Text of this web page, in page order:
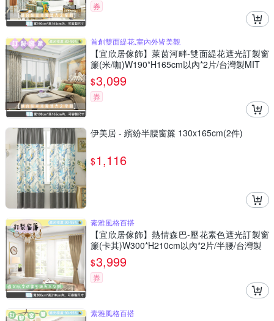
券
首創雙面緹花,室內外皆美觀
【宜欣居傢飾】萊茵河畔-雙面緹花遮光訂製窗
簾(米/咖)W190*H165cm以內*2片/台灣製MIT
$3,099
券
伊美居 - 繽紛半腰窗簾 130x165cm(2件)
$1,116
素雅風格百搭
【宜欣居傢飾】熱情森巴-壓花素色遮光訂製窗
簾(卡其)W300*H210cm以內*2片/半腰/台灣製
$3,999
券
素雅風格百搭